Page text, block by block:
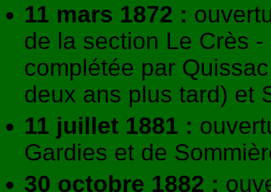
11 mars 1872 :
de la section Le Crès
complétée par
deux ans plus tard) et
11 juillet 1881 :
Gardies et de
30 octobre 1882 :